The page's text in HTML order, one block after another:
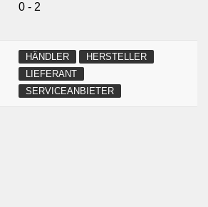
0 - 2
HÄNDLER
HERSTELLER
LIEFERANT
SERVICEANBIETER